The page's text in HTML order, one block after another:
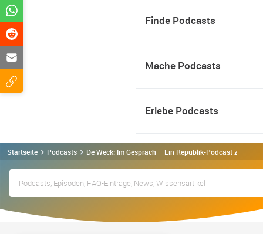
Finde Podcasts
Mache Podcasts
Erlebe Podcasts
Startseite Podcasts De Weck: Im Gespräch – Ein Republik-Podcast zum